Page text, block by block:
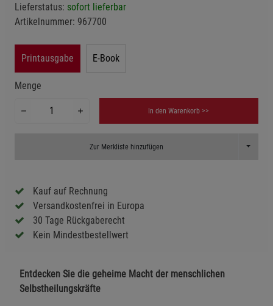
Lieferstatus: sofort lieferbar
Artikelnummer: 967700
Printausgabe E-Book
Menge
In den Warenkorb >>
Zur Merkliste hinzufügen Toggle
Kauf auf Rechnung
Versandkostenfrei in Europa
30 Tage Rückgaberecht
Kein Mindestbestellwert
Entdecken Sie die geheime Macht der menschlichen
Selbstheilungskräfte